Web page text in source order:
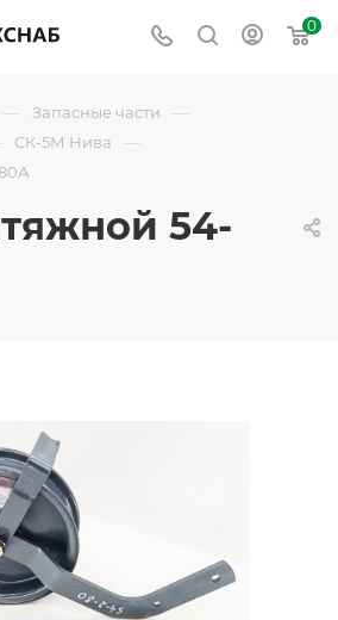
0
— Запасные части —
СК-5М Нива —
54-